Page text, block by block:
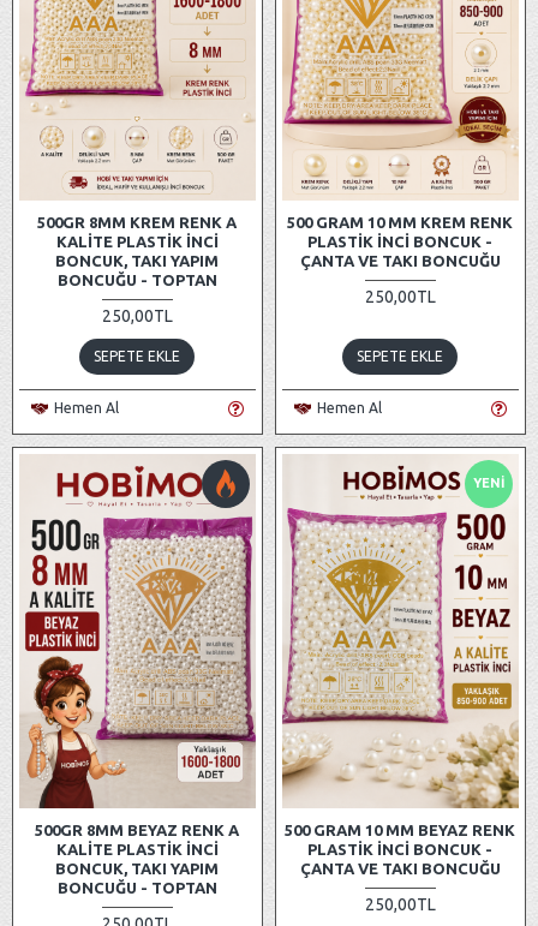
500GR 8MM KREM RENK A
KALITE PLASTIK İNCI
BONCUK, TAKI YAPIM
BONCUĞU - TOPTAN
250,00TL
SEPETE EKLE
Hemen Al
500 GRAM 10 MM KREM RENK
PLASTIK İNCI BONCUK -
ÇANTA VE TAKI BONCUĞU
250,00TL
SEPETE EKLE
Hemen Al
500GR 8MM BEYAZ RENK A
KALITE PLASTIK İNCI
BONCUK, TAKI YAPIM
BONCUĞU - TOPTAN
YENI
500 GRAM 10 MM BEYAZ RENK
PLASTIK İNCI BONCUK -
ÇANTA VE TAKI BONCUĞU
250,00TL